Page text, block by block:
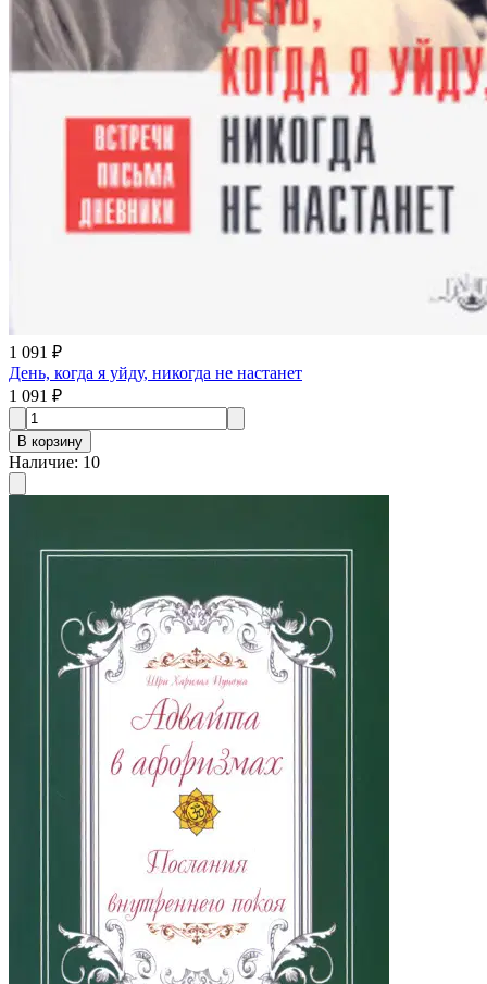
1 091 ₽
День, когда я уйду, никогда не настанет
1 091 ₽
В корзину
Наличие: 10